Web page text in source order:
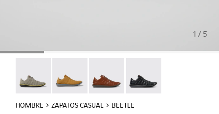
1 / 5
HOMBRE ZAPATOS CASUAL BEETLE